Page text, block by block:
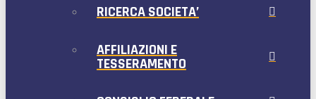
RICERCA SOCIETA’
AFFILIAZIONI E
TESSERAMENTO